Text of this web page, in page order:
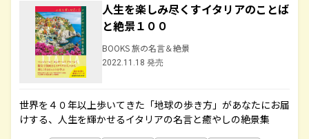
人生を楽しみ尽くすイタリアのことば
と絶景１００
BOOKS 旅の名言＆絶景
2022.11.18 発売
世界を４０年以上歩いてきた「地球の歩き方」があなたにお届
けする、人生を輝かせるイタリアの名言と癒やしの絶景集